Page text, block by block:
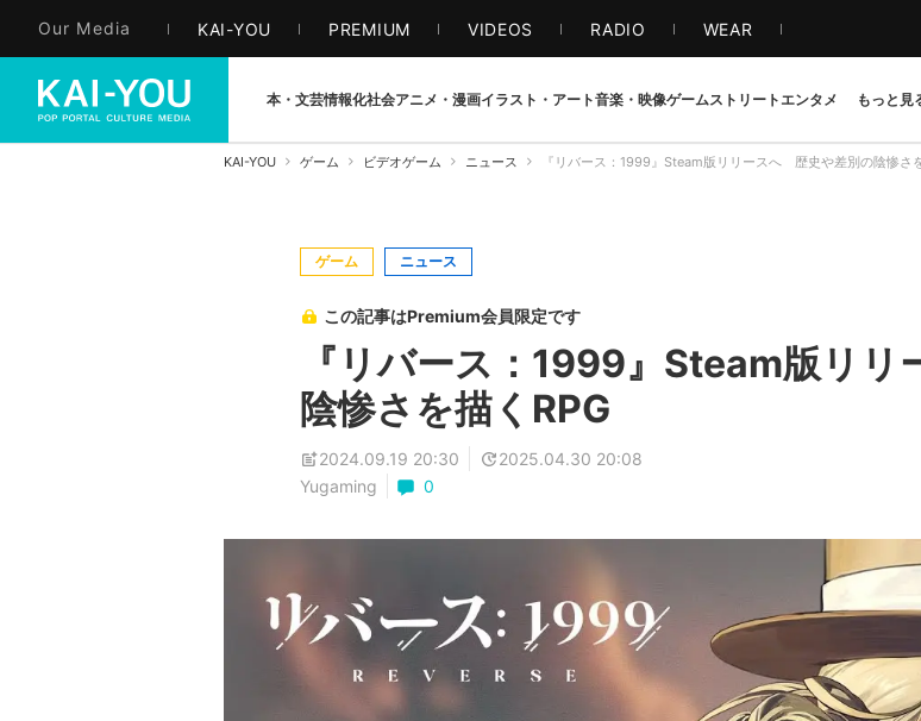
Our Media KAI-YOU PREMIUM VIDEOS RADIO WEAR
本・文芸情報化社会アニメ・漫画イラスト・アート音楽・映像ゲームストリート エンタメ もっと見
KAI-YOU ゲーム ビデオゲーム ニュース 『リバース：1999』Steam版リリースへ 歴史や差別の陰惨さ
ゲーム ニュース
この記事はPremium会員限定です
『リバース：1999』Steam版リ
陰惨さを描くRPG
2024.09.19 20:30
2025.04.30 20:08
Yugaming
0